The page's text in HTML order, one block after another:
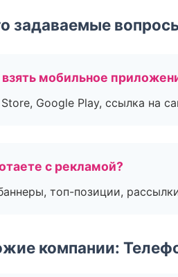
задаваемые
взять мобильное
Google Play, ссылка на
с рекламой?
топ-позиции,
компании: